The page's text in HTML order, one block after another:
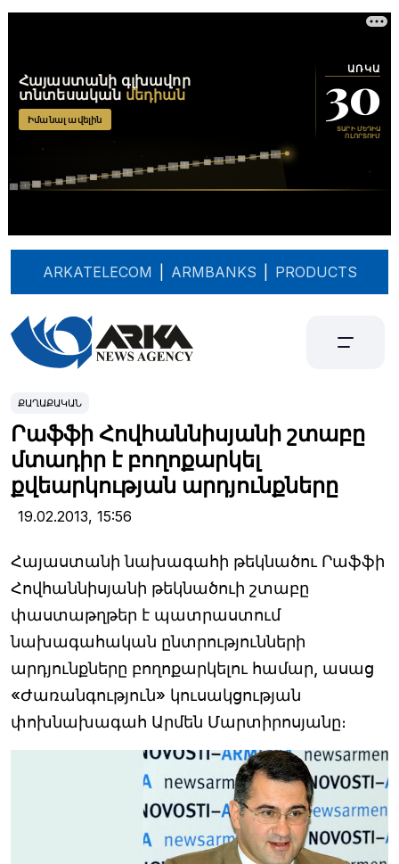
ARKATELECOM ARMBANKS PRODUCTS
ՔԱՂԱՔԱԿԱՆ
Րաֆֆի Հովհաննիսյանի շտաբը
մտադիր է բողոքարկել
քվեարկության արդյունքները
19.02.2013, 15:56
Հայաստանի նախագահի թեկնածու Րաֆֆի
Հովհաննիսյանի թեկնածուի շտաբը
փաստաթղթեր է պատրաստում
նախագահական ընտրությունների
արդյունքները բողոքարկելու համար, ասաց
«Ժառանգություն» կուսակցության
փոխնախագահ Արմեն Մարտիրոսյանը։